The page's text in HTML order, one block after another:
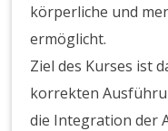
körperliche und
ermöglicht.
Ziel des Kurses ist
korrekten
die Integration der